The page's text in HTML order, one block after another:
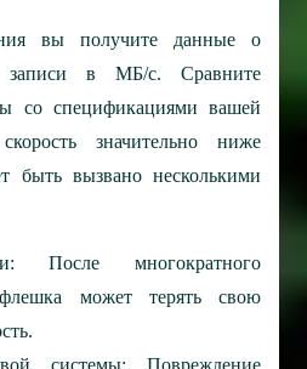
вы получите данные о
записи в МБ/с. Сравните
со спецификациями вашей
значительно ниже
быть вызвано несколькими
После многократного
флешка может терять свою
системы: Повреждение